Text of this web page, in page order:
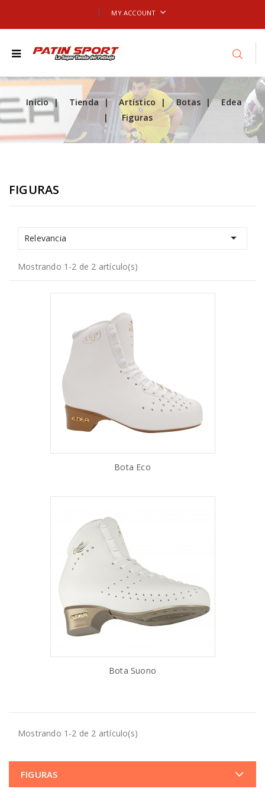
MY ACCOUNT
Inicio Tienda Artístico Botas
Edea
Figuras
FIGURAS
Relevancia 
Mostrando 1-2 de 2 artículo(s)
AÑADIR AL CARRITO
Bota Eco
AÑADIR AL CARRITO
Bota Suono
Mostrando 1-2 de 2 artículo(s)
FIGURAS